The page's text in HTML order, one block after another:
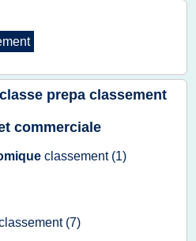
classe prepa classement
commerciale
classement (1)
(7)